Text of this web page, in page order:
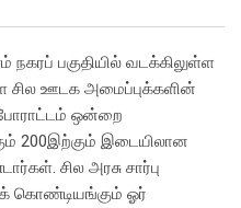
பகுதியில் வடக்கிலுள்ள
சில ஊடக அமைப்புக்களின்
போராட்டம் ஒன்றை
200இற்கும் இடையிலான
சில அரசு சார்பு
கொண்டியங்கும் ஓர்